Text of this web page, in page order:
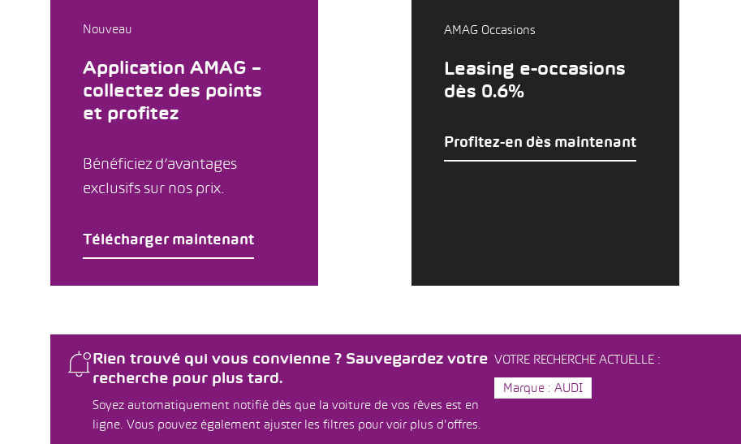
Rien trouvé qui vous convienne ? Sauvegardez votre
recherche pour plus tard.
Soyez automatiquement notifié dès que la voiture de vos rêves est en
ligne. Vous pouvez également ajuster les filtres pour voir plus d'offres.
VOTRE RECHERCHE ACTUELLE :
Marque : AUDI
Nouveau
Application AMAG –
collectez des points
et profitez
Bénéficiez d’avantages
exclusifs sur nos prix.
Télécharger maintenant
AMAG Occasions
Leasing e-occasions
dès 0.6%
Profitez-en dès maintenant